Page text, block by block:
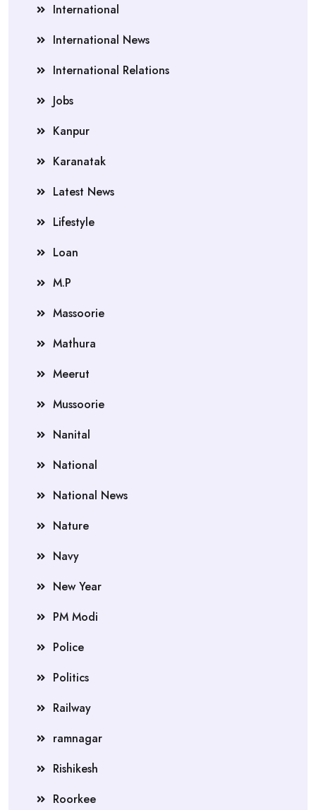
International
International News
International Relations
Jobs
Kanpur
Karanatak
Latest News
Lifestyle
Loan
M.P
Massoorie
Mathura
Meerut
Mussoorie
Nanital
National
National News
Nature
Navy
New Year
PM Modi
Police
Politics
Railway
ramnagar
Rishikesh
Roorkee